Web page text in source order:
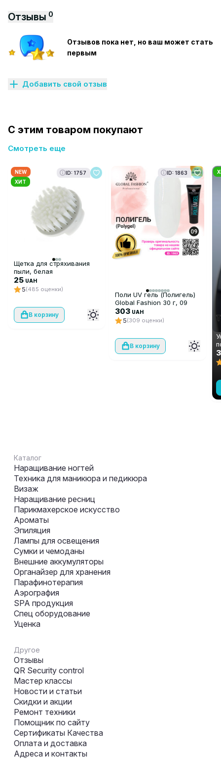
Отзывы 0
Отзывов пока нет, но ваш может стать
первым
Добавить свой отзыв
С этим товаром покупают
Смотреть еще
NEW
ХИТ
ID: 1757
Щетка для стряхивания
пыли, белая
25 UAH
5(485 оценки)
В корзину
ID: 1863
Поли UV гель (Полигель)
Global Fashion 30 г, 09
прозрачный
303 UAH
5(309 оценки)
В корзину
Каталог
Наращивание ногтей
Техника для маникюра и педикюра
Визаж
Наращивание ресниц
Парикмахерское искусство
Ароматы
Эпиляция
Лампы для освещения
Сумки и чемоданы
Внешние аккумуляторы
Органайзер для хранения
Парафинотерапия
Аэрография
SPA продукция
Спец оборудование
Уценка
Другое
Отзывы
QR Security control
Мастер классы
Новости и статьи
Скидки и акции
Ремонт техники
Помощник по сайту
Сертификаты Качества
Оплата и доставка
Адреса и контакты